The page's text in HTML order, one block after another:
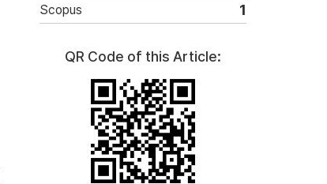
Scopus 1
QR Code of this Article: